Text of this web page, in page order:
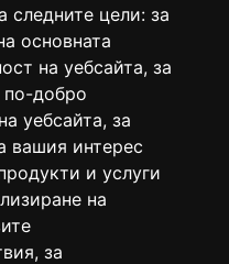
следните цели: за
основната
на уебсайта, за
добро
уебсайта, за
вашия интерес
и услуги
на
, за